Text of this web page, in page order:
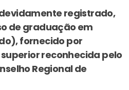
devidamente registrado,
de graduação em
fornecido por
reconhecida pelo
Regional de